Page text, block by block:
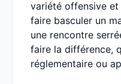
variété offensive
faire basculer un
une rencontre
faire la différence,
réglementaire ou